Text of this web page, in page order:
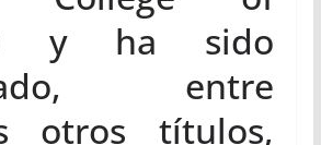
y ha sido
entre
otros títulos,